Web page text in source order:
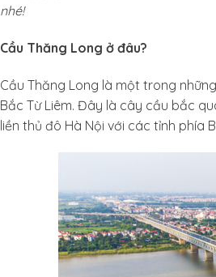
nhé!
Cầu Thăng Long ở đâu?
Cầu Thăng Long là một trong
Bắc Từ Liêm. Đây là cây cầu bắc
liền thủ đô Hà Nội với các tỉnh phía